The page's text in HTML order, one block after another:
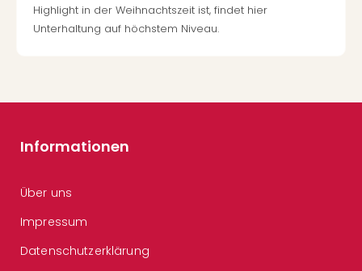
Highlight in der Weihnachtszeit ist, findet hier
Unterhaltung auf höchstem Niveau.
Informationen
Über uns
Impressum
Datenschutzerklärung